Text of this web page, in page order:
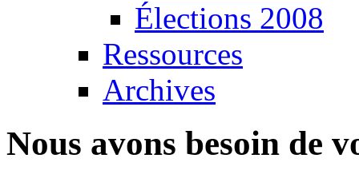
Élections 2008
Ressources
Archives
Nous avons besoin de